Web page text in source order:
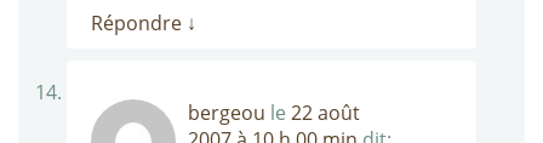
Répondre ↓
bergeou le 22 août